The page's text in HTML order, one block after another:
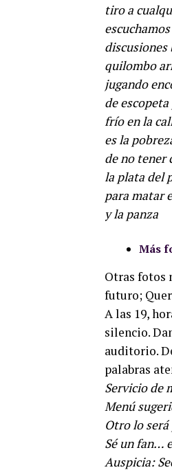
tiro a
discusiones
quilombo
jugando
de
frío en la
es la
de no tener
la plata del
para matar
y la panza
Más
Otras fotos
futuro;
A las 19,
silencio.
auditorio.
palabras
Servicio de
Menú
Otro lo
Sé un fan…
Auspicia: